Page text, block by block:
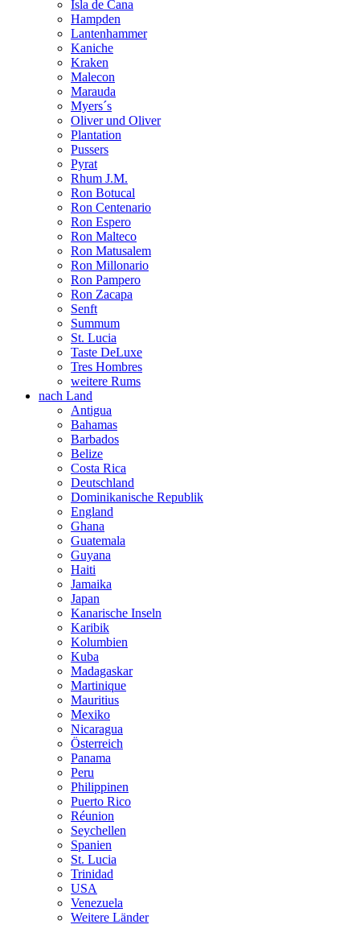
Isla de Cana
Hampden
Lantenhammer
Kaniche
Kraken
Malecon
Marauda
Myers´s
Oliver und Oliver
Plantation
Pussers
Pyrat
Rhum J.M.
Ron Botucal
Ron Centenario
Ron Espero
Ron Malteco
Ron Matusalem
Ron Millonario
Ron Pampero
Ron Zacapa
Senft
Summum
St. Lucia
Taste DeLuxe
Tres Hombres
weitere Rums
nach Land
Antigua
Bahamas
Barbados
Belize
Costa Rica
Deutschland
Dominikanische Republik
England
Ghana
Guatemala
Guyana
Haiti
Jamaika
Japan
Kanarische Inseln
Karibik
Kolumbien
Kuba
Madagaskar
Martinique
Mauritius
Mexiko
Nicaragua
Österreich
Panama
Peru
Philippinen
Puerto Rico
Réunion
Seychellen
Spanien
St. Lucia
Trinidad
USA
Venezuela
Weitere Länder